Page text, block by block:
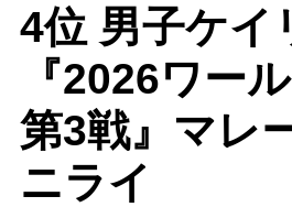
4位 男子ケイ
『2026ワー
第3戦』マレ
ニライ